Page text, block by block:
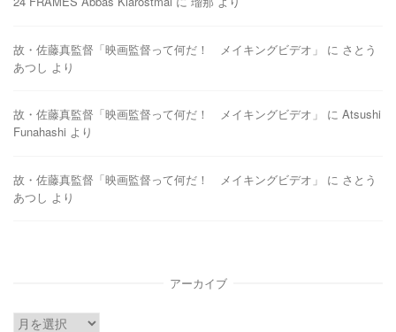
故・佐藤真監督「映画監督って何だ！ メイキングビデオ」 に さとう
あつし より
故・佐藤真監督「映画監督って何だ！ メイキングビデオ」 に Atsushi
Funahashi より
故・佐藤真監督「映画監督って何だ！ メイキングビデオ」 に さとう
あつし より
アーカイブ
ア